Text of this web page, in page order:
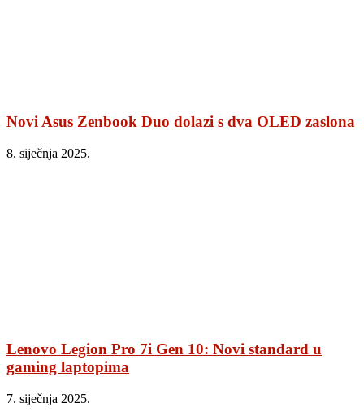
Novi Asus Zenbook Duo dolazi s dva OLED zaslona
8. siječnja 2025.
Lenovo Legion Pro 7i Gen 10: Novi standard u
gaming laptopima
7. siječnja 2025.